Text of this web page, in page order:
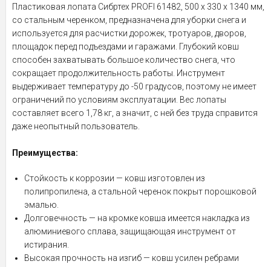
Пластиковая лопата Сибртех PROFI 61482, 500 х 330 х 1340 мм,
со стальным черенком, предназначена для уборки снега и
используется для расчистки дорожек, тротуаров, дворов,
площадок перед подъездами и гаражами. Глубокий ковш
способен захватывать большое количество снега, что
сокращает продолжительность работы. Инструмент
выдерживает температуру до -50 градусов, поэтому не имеет
ограничений по условиям эксплуатации. Вес лопаты
составляет всего 1,78 кг, а значит, с ней без труда справится
даже неопытный пользователь.
Преимущества:
Стойкость к коррозии — ковш изготовлен из
полипропилена, а стальной черенок покрыт порошковой
эмалью.
Долговечность — на кромке ковша имеется накладка из
алюминиевого сплава, защищающая инструмент от
истирания.
Высокая прочность на изгиб — ковш усилен ребрами